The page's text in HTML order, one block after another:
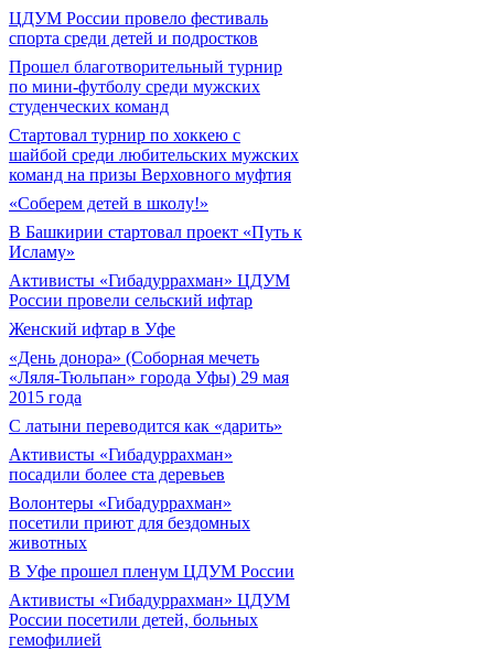
ЦДУМ России провело фестиваль
спорта среди детей и подростков
Прошел благотворительный турнир
по мини-футболу среди мужских
студенческих команд
Cтартовал турнир по хоккею с
шайбой среди любительских мужских
команд на призы Верховного муфтия
«Соберем детей в школу!»
В Башкирии стартовал проект «Путь к
Исламу»
Активисты «Гибадуррахман» ЦДУМ
России провели сельский ифтар
Женский ифтар в Уфе
«День донора» (Соборная мечеть
«Ляля-Тюльпан» города Уфы) 29 мая
2015 года
С латыни переводится как «дарить»
Активисты «Гибадуррахман»
посадили более ста деревьев
Волонтеры «Гибадуррахман»
посетили приют для бездомных
животных
В Уфе прошел пленум ЦДУМ России
Активисты «Гибадуррахман» ЦДУМ
России посетили детей, больных
гемофилией